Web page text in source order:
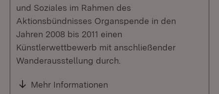
und Soziales im Rahmen des
Aktionsbündnisses Organspende in den
Jahren 2008 bis 2011 einen
Künstlerwettbewerb mit anschließender
Wanderausstellung durch.
Mehr Informationen